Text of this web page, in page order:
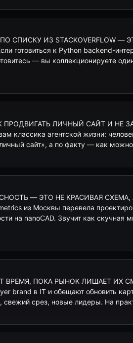
СПИСКУ ИЗ STACKOVERFLOW —
готовиться к Python backend-
— вы коллекционируете
ПРОДВИГАТЬ ЛИЧНЫЙ САЙТ И НЕ
классика агентской жизни:
сайт», а по факту — как можно
— ЭТО НЕ КРАСИВАЯ СХЕМА,
из Москвы перевела
на nanoCAD. Звучит как скучная
ВРЕМЯ, ПОКА РЫНОК ЛИШАЕТ ИХ
brand в IT и обещают обновить
свежий срез, новые лидеры. На